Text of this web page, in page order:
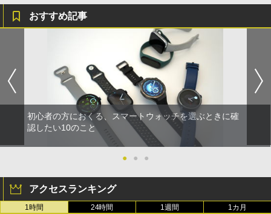
おすすめ記事
初心者の方におくる、スマートウォッチを選ぶときに確
認したい10のこと
● ● ●
アクセスランキング
1時間 24時間 1週間 1カ月